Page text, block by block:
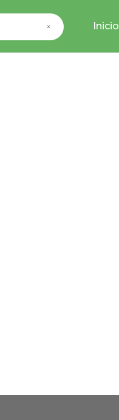
× Inicio